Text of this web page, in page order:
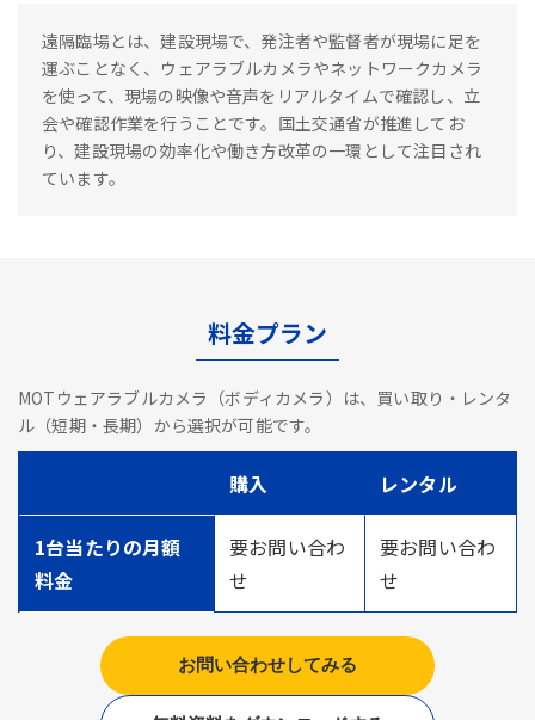
遠隔臨場とは、建設現場で、発注者や監督者が現場に足を
運ぶことなく、ウェアラブルカメラやネットワークカメラ
を使って、現場の映像や音声をリアルタイムで確認し、立
会や確認作業を行うことです。国土交通省が推進してお
り、建設現場の効率化や働き方改革の一環として注目され
ています。
料金プラン
MOTウェアラブルカメラ（ボディカメラ）は、買い取り・レンタ
ル（短期・長期）から選択が可能です。
購入 レンタル
1台当たりの月額
料金
要お問い合わ
せ
要お問い合わ
せ
お問い合わせしてみる